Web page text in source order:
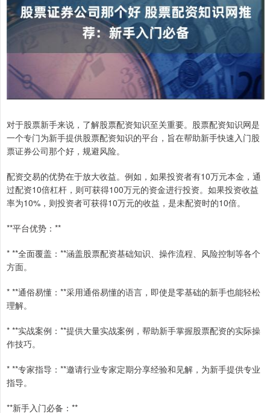
对于股票新手来说，了解股票配资知识至关重要。股票配资知识网是
一个专门为新手提供股票配资知识的平台，旨在帮助新手快速入门股
票证券公司那个好，规避风险。
配资交易的优势在于放大收益。例如，如果投资者有10万元本金，通
过配资10倍杠杆，则可获得100万元的资金进行投资。如果投资收益
率为10%，则投资者可获得10万元的收益，是未配资时的10倍。
**平台优势：**
* **全面覆盖：**涵盖股票配资基础知识、操作流程、风险控制等各个
方面。
* **通俗易懂：**采用通俗易懂的语言，即使是零基础的新手也能轻松
理解。
* **实战案例：**提供大量实战案例，帮助新手掌握股票配资的实际操
作技巧。
* **专家指导：**邀请行业专家定期分享经验和见解，为新手提供专业
指导。
**新手入门必备：**